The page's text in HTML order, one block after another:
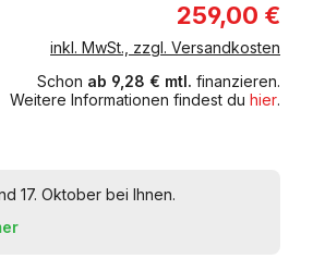
259,00 €
inkl. MwSt., zzgl. Versandkosten
Schon ab 9,28 € mtl. finanzieren.
Weitere Informationen findest du hier.
17. Oktober bei Ihnen.